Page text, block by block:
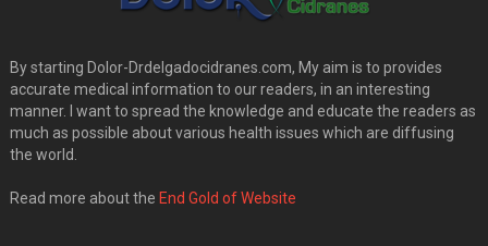
By starting Dolor-Drdelgadocidranes.com, My aim is to provides
accurate medical information to our readers, in an interesting
manner. I want to spread the knowledge and educate the readers as
much as possible about various health issues which are diffusing
the world.
Read more about the End Gold of Website